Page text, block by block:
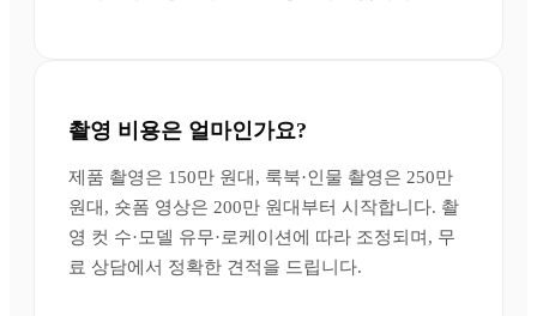
촬영 비용은 얼마인가요?
제품 촬영은 150만 원대, 룩북·인물 촬영은 250만
원대, 숏폼 영상은 200만 원대부터 시작합니다. 촬
영 컷 수·모델 유무·로케이션에 따라 조정되며, 무
료 상담에서 정확한 견적을 드립니다.